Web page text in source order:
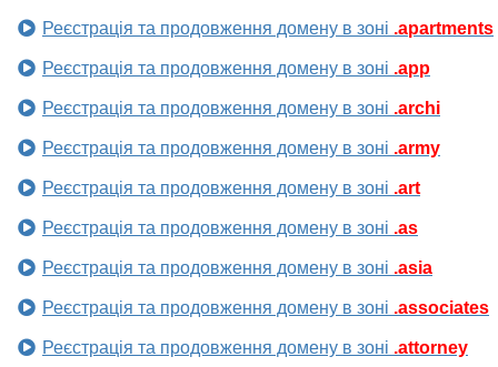
Реєстрація та продовження домену в зоні .apartments
Реєстрація та продовження домену в зоні .app
Реєстрація та продовження домену в зоні .archi
Реєстрація та продовження домену в зоні .army
Реєстрація та продовження домену в зоні .art
Реєстрація та продовження домену в зоні .as
Реєстрація та продовження домену в зоні .asia
Реєстрація та продовження домену в зоні .associates
Реєстрація та продовження домену в зоні .attorney